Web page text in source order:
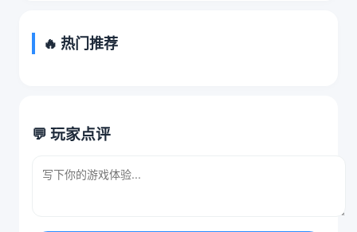
🔥 热门推荐
💬 玩家点评